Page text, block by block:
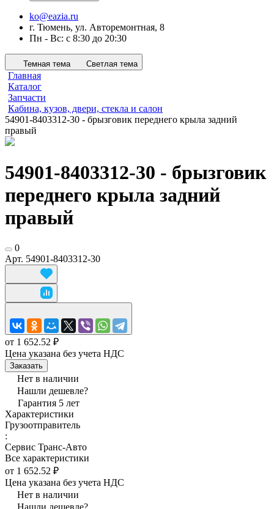
ko@eazia.ru
г. Тюмень, ул. Авторемонтная, 8
Пн - Вс: с 8:30 до 20:30
Темная тема Светлая тема
Главная
Каталог
Запчасти
Кабина, кузов, двери, стекла и салон
54901-8403312-30 - брызговик переднего крыла задний
правый
54901-8403312-30 - брызговик
переднего крыла задний
правый
0
Арт. 54901-8403312-30
от 1 652.52 ₽
Цена указана без учета НДС
Заказать
Нет в наличии
Нашли дешевле?
Гарантия 5 лет
Характеристики
Грузоотправитель
:
Сервис Транс-Авто
Все характеристики
от 1 652.52 ₽
Цена указана без учета НДС
Нет в наличии
Нашли дешевле?